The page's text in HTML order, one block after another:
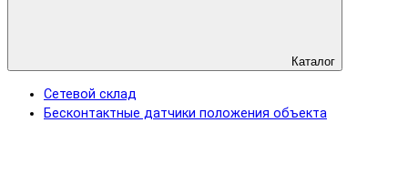
Каталог
Сетевой склад
Бесконтактные датчики положения объекта